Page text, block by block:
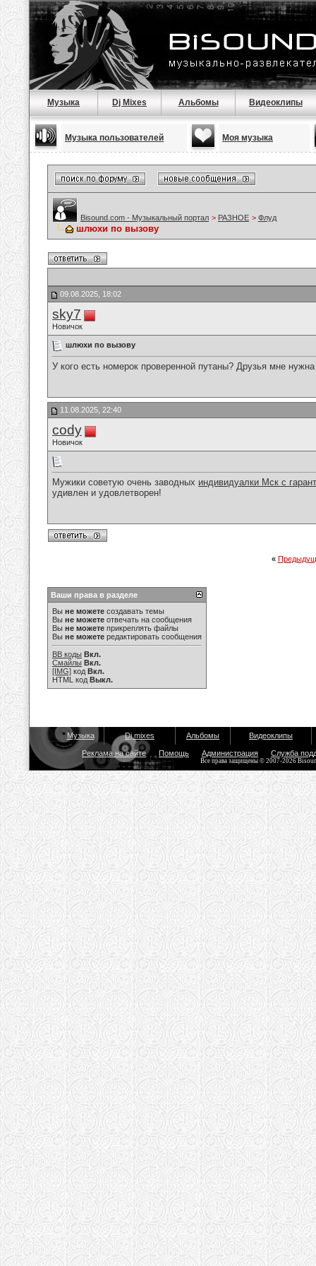
Музыка Dj Mixes Альбомы Видеоклипы
Музыка пользователей Моя музыка
Bisound.com - Музыкальный портал > РАЗНОЕ > Флуд
шлюхи по вызову
09.08.2025, 18:02
sky7
Новичок
шлюхи по вызову
У кого есть номерок проверенной путаны? Друзья мне
11.08.2025, 22:40
cody
Новичок
Мужики советую очень заводных индивидуалки Мск с
удивлен и удовлетворен!
«
Ваши права в разделе
Вы не можете создавать темы
Вы не можете отвечать на сообщения
Вы не можете прикреплять файлы
Вы не можете редактировать сообщения
BB коды Вкл.
Смайлы Вкл.
[IMG] код Вкл.
HTML код Выкл.
Музыка Dj mixes Альбомы Видеоклипы
Реклама на сайте Помощь Администрация Служба
Все права защищены © 2007-2026